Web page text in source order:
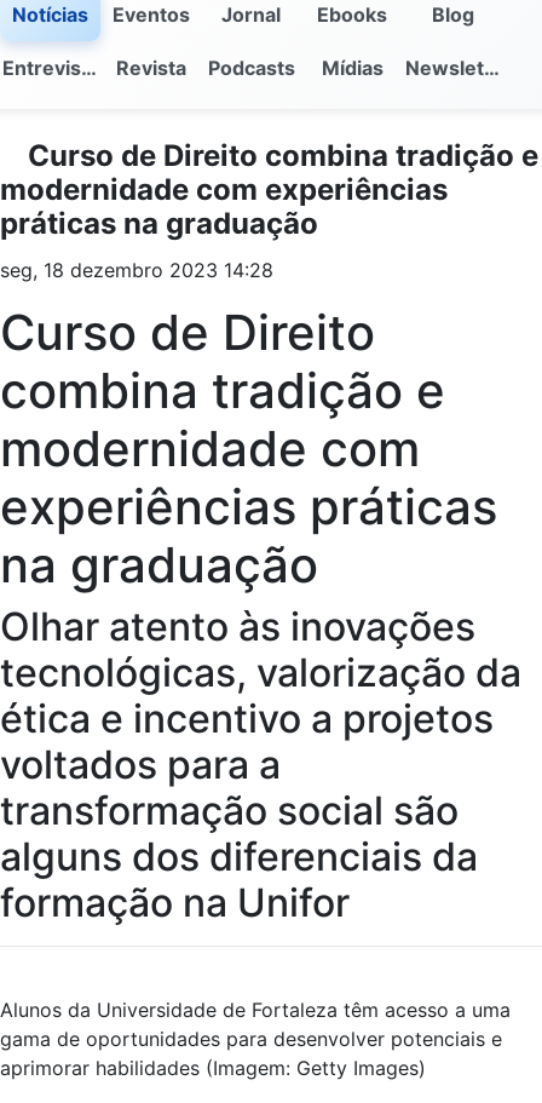
Notícias Eventos Jornal Ebooks Blog
Entrevistas Revista Podcasts Mídias Newsletter
Curso de Direito combina tradição e
modernidade com experiências
práticas na graduação
seg, 18 dezembro 2023 14:28
Curso de Direito
combina tradição e
modernidade com
experiências práticas
na graduação
Olhar atento às inovações
tecnológicas, valorização da
ética e incentivo a projetos
voltados para a
transformação social são
alguns dos diferenciais da
formação na Unifor
Alunos da Universidade de Fortaleza têm acesso a uma
gama de oportunidades para desenvolver potenciais e
aprimorar habilidades (Imagem: Getty Images)